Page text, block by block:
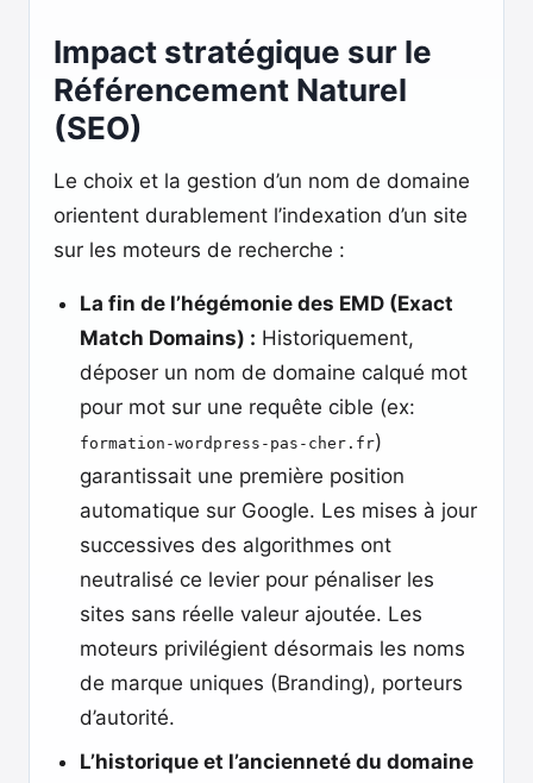
Impact stratégique sur le
Référencement Naturel
(SEO)
Le choix et la gestion d’un nom de domaine
orientent durablement l’indexation d’un site
sur les moteurs de recherche :
La fin de l’hégémonie des EMD (Exact
Match Domains) : Historiquement,
déposer un nom de domaine calqué mot
pour mot sur une requête cible (ex:
formation-wordpress-pas-cher.fr)
garantissait une première position
automatique sur Google. Les mises à jour
successives des algorithmes ont
neutralisé ce levier pour pénaliser les
sites sans réelle valeur ajoutée. Les
moteurs privilégient désormais les noms
de marque uniques (Branding), porteurs
d’autorité.
L’historique et l’ancienneté du domaine